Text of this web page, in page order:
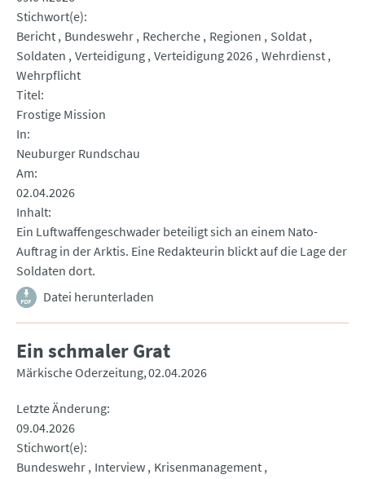
Stichwort(e)
Bericht Bundeswehr Recherche Regionen
Soldat
Soldaten Verteidigung Verteidigung 2026 Wehrdienst
Wehrpflicht
Titel
Frostige Mission
In
Neuburger Rundschau
Am
02.04.2026
Inhalt
Ein Luftwaffengeschwader beteiligt sich an einem Nato-
Auftrag in der Arktis. Eine Redakteurin blickt auf die Lage der
Soldaten dort.
Datei herunterladen
Ein schmaler Grat
Märkische Oderzeitung 02.04.2026
Letzte Änderung
09.04.2026
Stichwort(e)
Bundeswehr Interview Krisenmanagement